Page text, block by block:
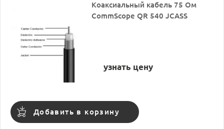
Коаксиальный кабель 75 Ом
CommScope QR 540 JCASS
узнать цену
Добавить в корзину